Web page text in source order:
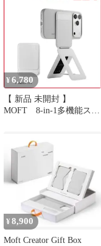
¥ 6,780
【 新品 未開封 】
MOFT 8-in-1多機能スタ
ME-MCGY
¥ 8,900
Moft Creator Gift Box